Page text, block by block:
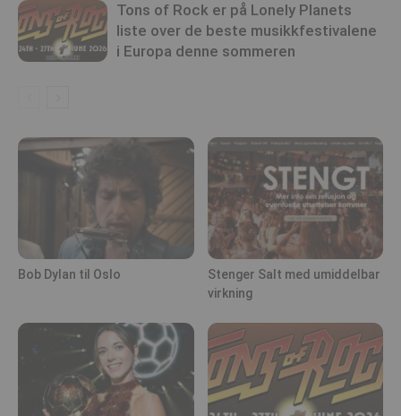
Tons of Rock er på Lonely Planets
liste over de beste musikkfestivalene
i Europa denne sommeren
Bob Dylan til Oslo
Stenger Salt med umiddelbar
virkning